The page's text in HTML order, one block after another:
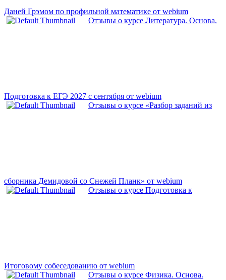
Даней Грэмом по профильной математике от webium
Отзывы о курсе Литература. Основа.
Подготовка к ЕГЭ 2027 с сентября от webium
Отзывы о курсе «Разбор заданий из
сборника Демидовой со Снежей Планк» от webium
Отзывы о курсе Подготовка к
Итоговому собеседованию от webium
Отзывы о курсе Физика. Основа.